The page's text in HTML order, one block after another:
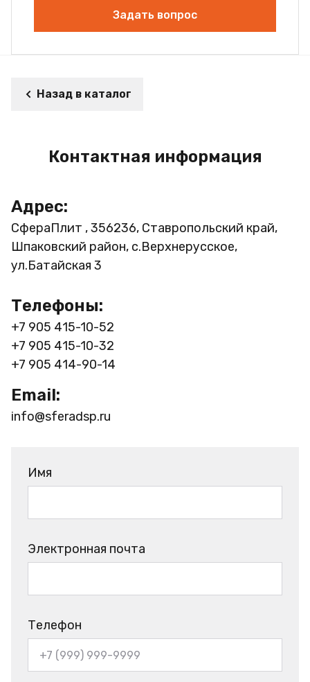
Задать вопрос
Назад в каталог
Контактная информация
Адрес:
СфераПлит , 356236, Ставропольский край,
Шпаковский район, с.Верхнерусское,
ул.Батайская 3
Телефоны:
+7 905 415-10-52
+7 905 415-10-32
+7 905 414-90-14
Email:
info@sferadsp.ru
Имя
Электронная почта
Телефон